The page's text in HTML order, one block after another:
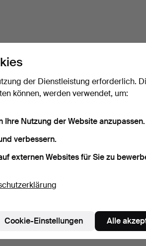
der Dienstleistung erforderlich.
können, werden verwendet, um:
Ihre Nutzung der Website anzupassen.
verbessern.
externen Websites für Sie zu
Cookie-Einstellungen Alle